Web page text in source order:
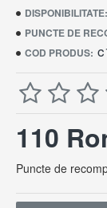
DISPONIBILITATE:
PUNCTE DE
COD PRODUS:
110
Puncte de